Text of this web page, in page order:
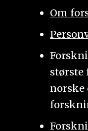
Om
største
norske